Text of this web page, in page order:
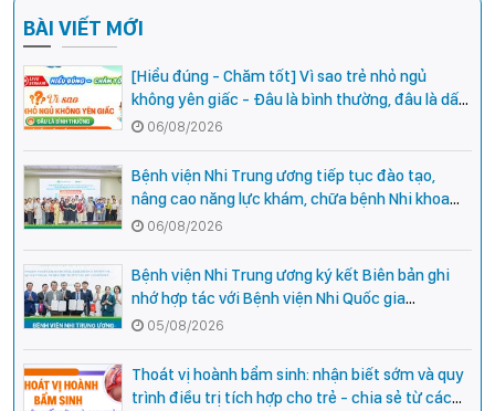
BÀI VIẾT MỚI
[Hiểu đúng - Chăm tốt] Vì sao trẻ nhỏ ngủ
không yên giấc - Đâu là bình thường, đâu là dấu
hiệu cần đi khám ngay?
06/08/2026
Bệnh viện Nhi Trung ương tiếp tục đào tạo,
nâng cao năng lực khám, chữa bệnh Nhi khoa
cho cán bộ y tế tại các tỉnh miền núi phía Bắc
06/08/2026
Bệnh viện Nhi Trung ương ký kết Biên bản ghi
nhớ hợp tác với Bệnh viện Nhi Quốc gia
Campuchia
05/08/2026
Thoát vị hoành bẩm sinh: nhận biết sớm và quy
trình điều trị tích hợp cho trẻ - chia sẻ từ các